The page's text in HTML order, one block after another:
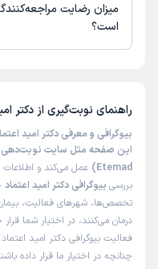
میزان رضایت
است؟
راهنمای نوبت‌گیری از دکتر
بیوگرافی و معرفی دکتر امید
Etemad)
عمل می‌کند و اطلاعات
بررسی بیوگرافی دکتر امید اعتماد
تخصص‌ها، شهرهای فعالیت،
درمان می‌کنند، در اختیار شما
فعالیت بیوگرافی دکتر امید
چنانچه در اختیار ما قرار داده